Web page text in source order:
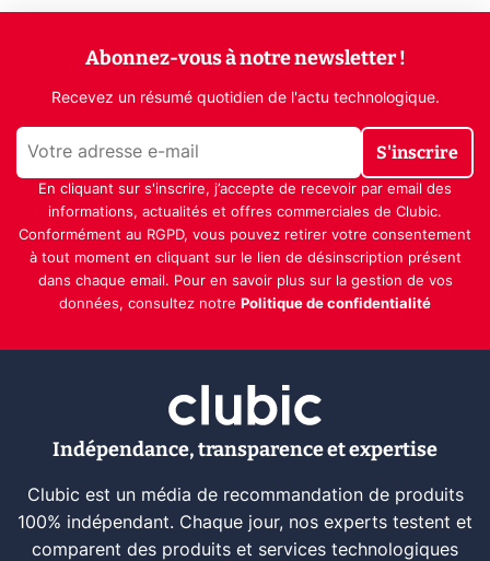
Abonnez-vous à notre newsletter !
Recevez un résumé quotidien de l'actu technologique.
S'inscrire
En cliquant sur s'inscrire, j’accepte de recevoir par email des
informations, actualités et offres commerciales de Clubic.
Conformément au RGPD, vous pouvez retirer votre consentement
à tout moment en cliquant sur le lien de désinscription présent
dans chaque email. Pour en savoir plus sur la gestion de vos
données, consultez notre Politique de confidentialité
Indépendance, transparence et expertise
Clubic est un média de recommandation de produits
100% indépendant. Chaque jour, nos experts testent et
comparent des produits et services technologiques